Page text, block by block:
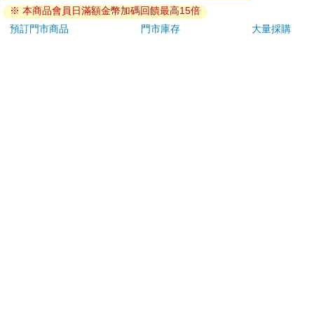
鮮食品）
依消費者要求所為之客製化給付。（客製化商品）
※ 本商品會員日滿額金幣加碼回饋最高15倍
預訂門市商品
門市庫存 大量採購